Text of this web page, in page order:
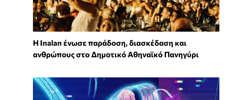
Η Inalan ένωσε παράδοση, διασκέδαση και
ανθρώπους στο Δημοτικό Αθηναϊκό Πανηγύρι